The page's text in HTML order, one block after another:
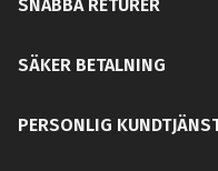
SNABBA RETURER
SÄKER BETALNING
PERSONLIG